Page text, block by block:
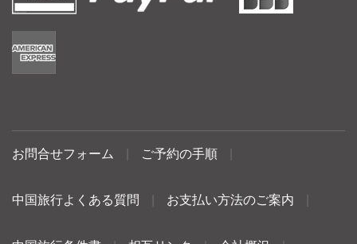
お問合せフォーム ご予約の手順
中国旅行よくある質問 お支払い方法のご案内